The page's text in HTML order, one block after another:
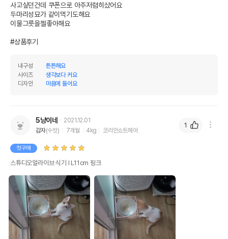
사고싶던건데 쿠폰으로 아주저렴히샀어요
두마리성묘가 같이먹기도해요
이물그릇을젤좋아해요
#상품후기
내구성
튼튼해요
사이즈
생각보다 커요
디자인
마음에 들어요
5냥이네
2021.12.01
감자(수컷) 7개월 4kg 코리안쇼트헤어
첫구매
스튜디오얼라이브 식기 Ⅰ L11cm 핑크
1